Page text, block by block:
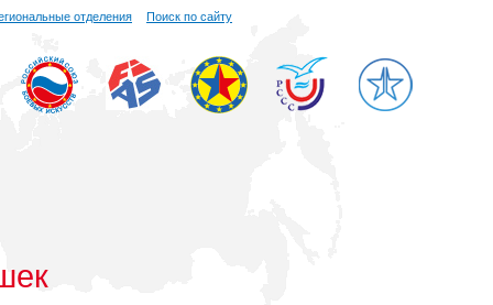
отделения Поиск по сайту